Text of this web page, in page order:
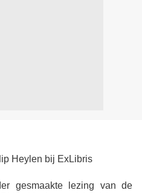
Heylen bij ExLibris
gesmaakte lezing van de